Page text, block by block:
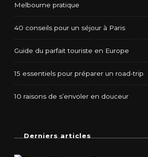
Melbourne pratique
40 conseils pour un séjour à Paris
Guide du parfait touriste en Europe
15 essentiels pour préparer un road-trip
10 raisons de s’envoler en douceur
Derniers articles